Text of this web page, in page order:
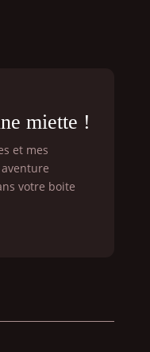
miette !
et mes
votre boite